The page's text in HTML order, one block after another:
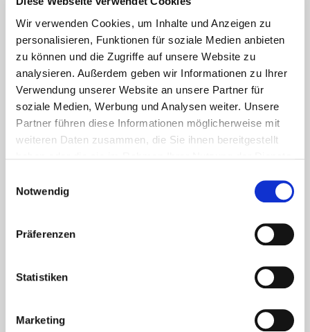
Wir verwenden Cookies, um Inhalte und Anzeigen zu
personalisieren, Funktionen für soziale Medien anbieten
zu können und die Zugriffe auf unsere Website zu
analysieren. Außerdem geben wir Informationen zu Ihrer
Verwendung unserer Website an unsere Partner für
soziale Medien, Werbung und Analysen weiter. Unsere
Partner führen diese Informationen möglicherweise mit
weiteren Daten zusammen, die Sie ihnen bereitgestellt
Notwendig
Präferenzen
Statistiken
Marketing
UNSERE EMPFEHLUNGEN
Ansteckungsgefahren aus dem